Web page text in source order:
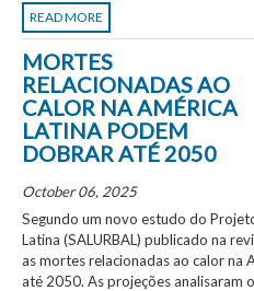
READ MORE
MORTES
RELACIONADAS AO
CALOR NA AMÉRICA
LATINA PODEM
DOBRAR ATÉ 2050
October 06, 2025
Segundo um novo estudo do
Latina (SALURBAL) publicado na
as mortes relacionadas ao calor na
até 2050. As projeções analisaram